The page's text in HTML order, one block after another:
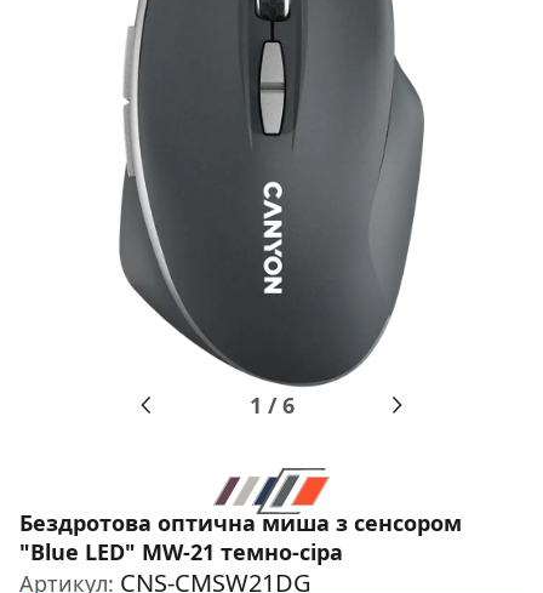
1 /6
Бездротова оптична миша з сенсором
"Blue LED" MW-21 темно-сіра
Артикул: CNS-CMSW21DG